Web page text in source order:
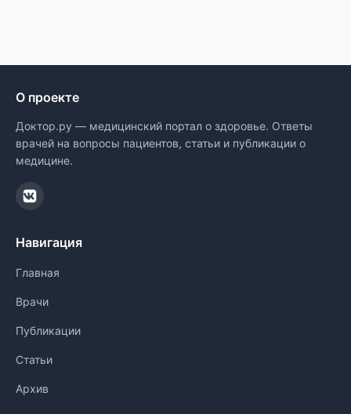
О проекте
Доктор.ру — медицинский портал о здоровье. Ответы
врачей на вопросы пациентов, статьи и публикации о
медицине.
Навигация
Главная
Врачи
Публикации
Статьи
Архив